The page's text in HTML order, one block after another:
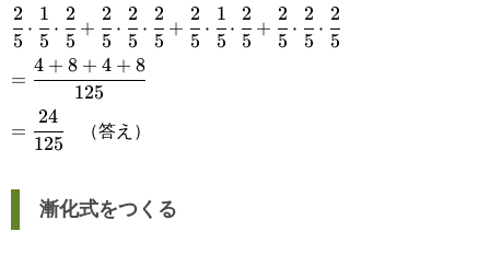
\cfrac{2}
{5}\cdot\cfrac{1}
{5}\cdot\cfrac{2}
{5}+\cfrac{2}
{5}\cdot\cfrac{2}
5
2
⋅
5
1
⋅
5
2
+
5
2
⋅
5
2
⋅
5
2
+
5
2
⋅
5
1
⋅
5
2
+
5
2
⋅
5
2
⋅
5
2
=\cfrac{4+8+4+8}
{125}
=
125
4 + 8 + 4 + 8
=\cfrac{24}
{125}
=
125
24
（答え）
漸化式をつくる